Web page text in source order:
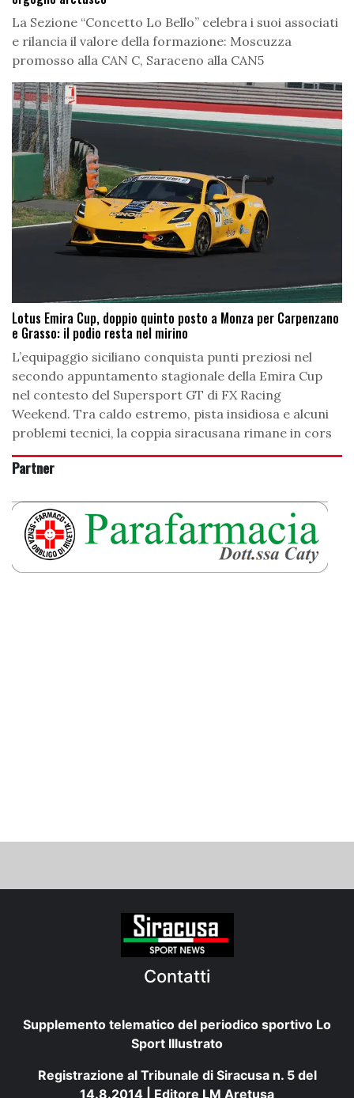
La Sezione “Concetto Lo Bello” celebra i suoi associati
e rilancia il valore della formazione: Moscuzza
promosso alla CAN C, Saraceno alla CAN5
Lotus Emira Cup, doppio quinto posto a Monza per Carpenzano
e Grasso: il podio resta nel mirino
L’equipaggio siciliano conquista punti preziosi nel
secondo appuntamento stagionale della Emira Cup
nel contesto del Supersport GT di FX Racing
Weekend. Tra caldo estremo, pista insidiosa e alcuni
problemi tecnici, la coppia siracusana rimane in cors
Partner
Contatti
Supplemento telematico del periodico sportivo Lo
Sport Illustrato
Registrazione al Tribunale di Siracusa n. 5 del
14.8.2014 | Editore LM Aretusa